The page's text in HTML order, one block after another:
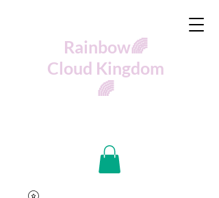
🌈Rainbow
Cloud Kingdom
🌈